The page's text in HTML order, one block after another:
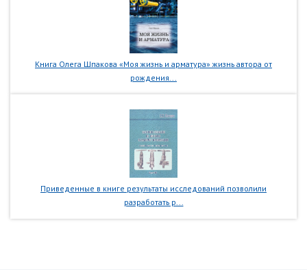
Книга Олега Шпакова «Моя жизнь и арматура» жизнь автора от
рождения...
Приведенные в книге результаты исследований позволили
разработать р...